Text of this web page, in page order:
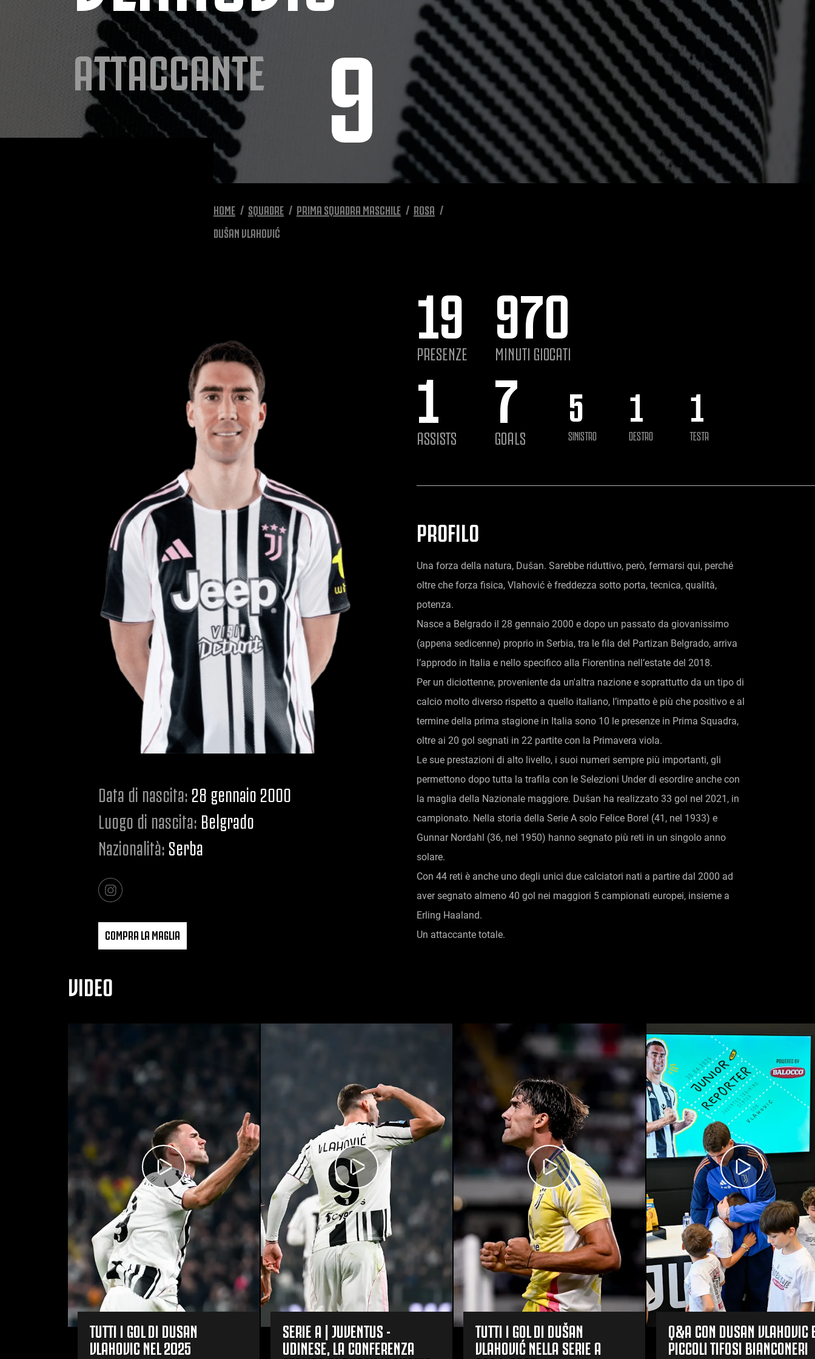
ATTACCANTE 9
HOME SQUADRE PRIMA SQUADRA MASCHILE
ROSA
DUŠAN VLAHOVIĆ
Data di nascita: 28 gennaio 2000
Luogo di nascita: Belgrado
Nazionalità: Serba
COMPRA LA MAGLIA
19
PRESENZE
970
MINUTI GIOCATI
1
ASSISTS
7
GOALS
5
SINISTRO
1
DESTRO
1
TESTA
PROFILO
Una forza della natura, Dušan. Sarebbe riduttivo, però, fermarsi qui, perché
oltre che forza fisica, Vlahović è freddezza sotto porta, tecnica, qualità,
potenza.
Nasce a Belgrado il 28 gennaio 2000 e dopo un passato da giovanissimo
(appena sedicenne) proprio in Serbia, tra le fila del Partizan Belgrado, arriva
l’approdo in Italia e nello specifico alla Fiorentina nell’estate del 2018.
Per un diciottenne, proveniente da un'altra nazione e soprattutto da un tipo di
calcio molto diverso rispetto a quello italiano, l’impatto è più che positivo e al
termine della prima stagione in Italia sono 10 le presenze in Prima Squadra,
oltre ai 20 gol segnati in 22 partite con la Primavera viola.
Le sue prestazioni di alto livello, i suoi numeri sempre più importanti, gli
permettono dopo tutta la trafila con le Selezioni Under di esordire anche con
la maglia della Nazionale maggiore. Dušan ha realizzato 33 gol nel 2021, in
campionato. Nella storia della Serie A solo Felice Borel (41, nel 1933) e
Gunnar Nordahl (36, nel 1950) hanno segnato più reti in un singolo anno
solare.
Con 44 reti è anche uno degli unici due calciatori nati a partire dal 2000 ad
aver segnato almeno 40 gol nei maggiori 5 campionati europei, insieme a
Erling Haaland.
Un attaccante totale.
VIDEO
TUTTI I GOL DI DUSAN
VLAHOVIC NEL 2025
SERIE A | JUVENTUS -
UDINESE, LA CONFERENZA
TUTTI I GOL DI DUŠAN
VLAHOVIĆ NELLA SERIE A
Q&A CON DUSAN VLAHOVIC
PICCOLI TIFOSI BIANCONERI